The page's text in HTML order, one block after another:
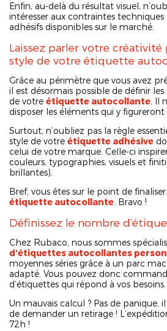
Enfin, au-delà du résultat visuel,
intéresser aux contraintes techniques
adhésifs disponibles sur le marché.
Laissez parler votre
style de votre étiquette
Grâce au périmètre que vous avez
il est désormais possible de définir
de votre étiquette autocollante . Il
disposer les éléments qui y figureront
Surtout, n’oubliez pas la règle
style de votre étiquette adhésive
celui de votre marque. Celle-ci
couleurs, typographies, visuels et
brillantes).
Bref, vous êtes sur le point de finaliser
étiquette autocollante . Bravo !
Définissez le nombre
Chez Rubaco, nous sommes
d’étiquettes autocollantes
moyennes séries grâce à un parc
adapté. Vous pouvez donc
d’étiquettes qui répond à vos besoins.
Un mauvais calcul ? Pas de panique,
de demander un retirage !
72h !